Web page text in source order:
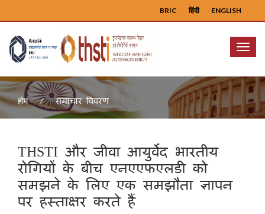
ENGLISH
हिंदी
BRIC
Menu
होम समाचार विवरण
THSTI और जीवा आयुर्वेद भारतीय
रोगियों के बीच एनएएफएलडी को
समझने के लिए एक समझौता ज्ञापन
पर हस्ताक्षर करते हैं